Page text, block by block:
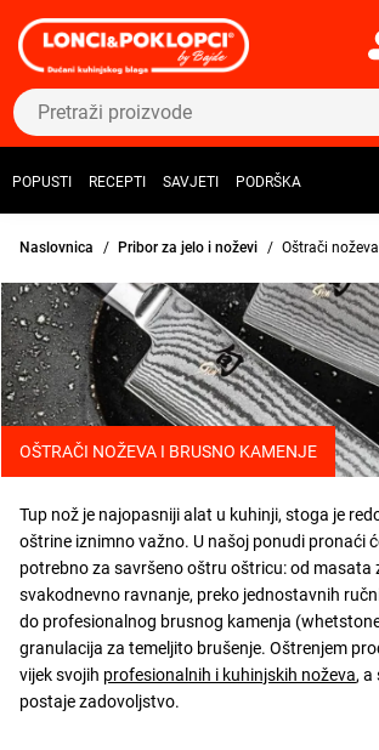
POPUSTI RECEPTI SAVJETI PODRŠKA
Naslovnica Pribor za jelo i noževi Oštrači noževa
OŠTRAČI NOŽEVA I BRUSNO KAMENJE
Tup nož je najopasniji alat u kuhinji, stoga je
oštrine iznimno važno. U našoj ponudi pronaći
potrebno za savršeno oštru oštricu: od masata
svakodnevno ravnanje, preko jednostavnih
do profesionalnog brusnog kamenja
granulacija za temeljito brušenje. Oštrenjem
vijek svojih profesionalnih i kuhinjskih noževa, a
postaje zadovoljstvo.